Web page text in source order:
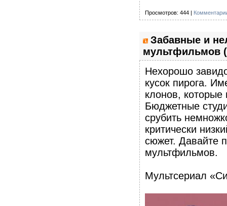
Просмотров: 444 |
Забавные и
мультфильмов
Нехорошо
кусок пирога.
клонов,
Бюджетные
срубить
критически
сюжет. Давайте
мультфильмов.
Мультсериал